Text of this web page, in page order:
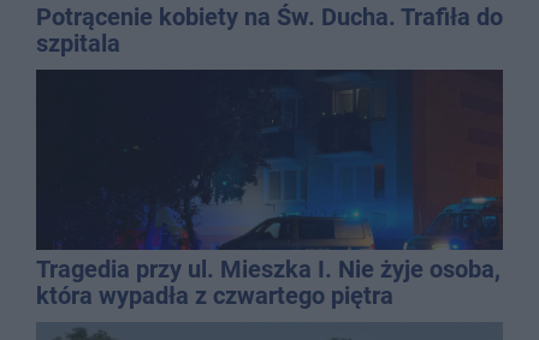
Potrącenie kobiety na Św. Ducha. Trafiła do
szpitala
Tragedia przy ul. Mieszka I. Nie żyje osoba,
która wypadła z czwartego piętra